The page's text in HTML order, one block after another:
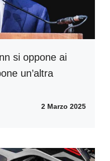
si oppone ai
un’altra
2 Marzo 2025